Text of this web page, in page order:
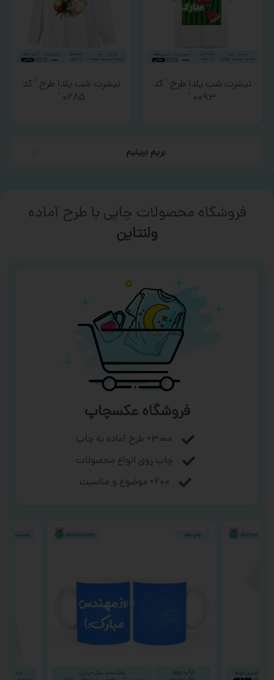
تیشرت شب یلدا طرح ‘ کد
۰۰۹۳ ‘
تیشرت شب یلدا طرح ‘ کد
۰۲۸۵ ‘
بریم ببینیم
فروشگاه محصولات چاپی با طرح آماده
ورزشی
فروشگاه عکسچاپ
۳۰۰۰+ طرح آماده به چاپ
چاپ روی انواع محصولات
۲۰۰+ موضوع و مناسبت